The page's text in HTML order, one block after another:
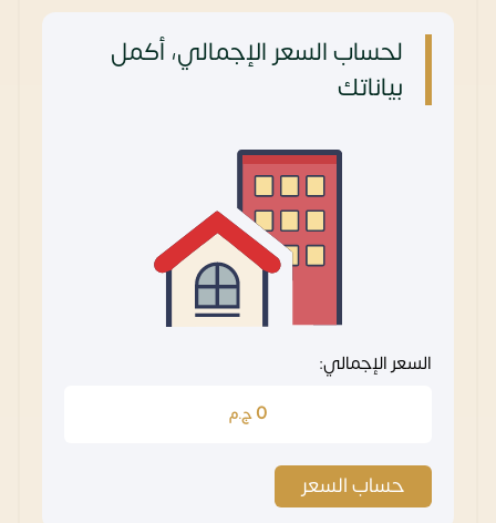
لحساب السعر الإجمالي، أكمل
بياناتك
السعر الإجمالي:
0 ج.م
حساب السعر